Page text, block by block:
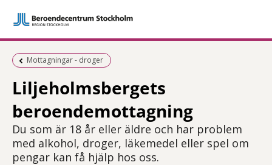
Föregående sida:
Mottagningar - droger
Liljeholmsbergets
beroendemottagning
Du som är 18 år eller äldre och har problem
med alkohol, droger, läkemedel eller spel om
pengar kan få hjälp hos oss.